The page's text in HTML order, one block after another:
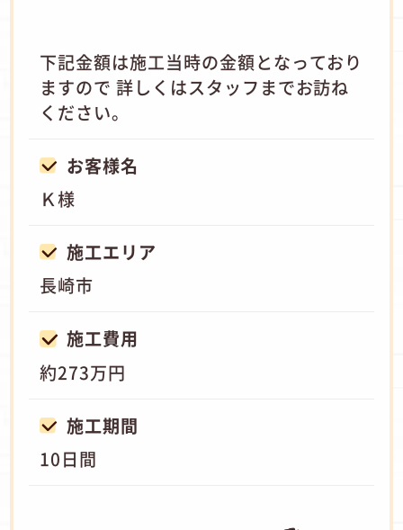
下記金額は施工当時の金額となっており
ますので 詳しくはスタッフまでお訪ね
ください。
お客様名
Ｋ様
施工エリア
長崎市
施工費用
約273万円
施工期間
10日間